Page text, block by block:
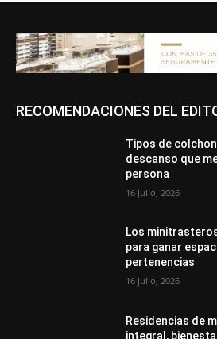
RECOMENDACIONES DEL
Tipos de
descanso que
persona
16 julio, 2026
Los
para ganar
pertenencias
16 julio, 2026
Residencias de
integral,